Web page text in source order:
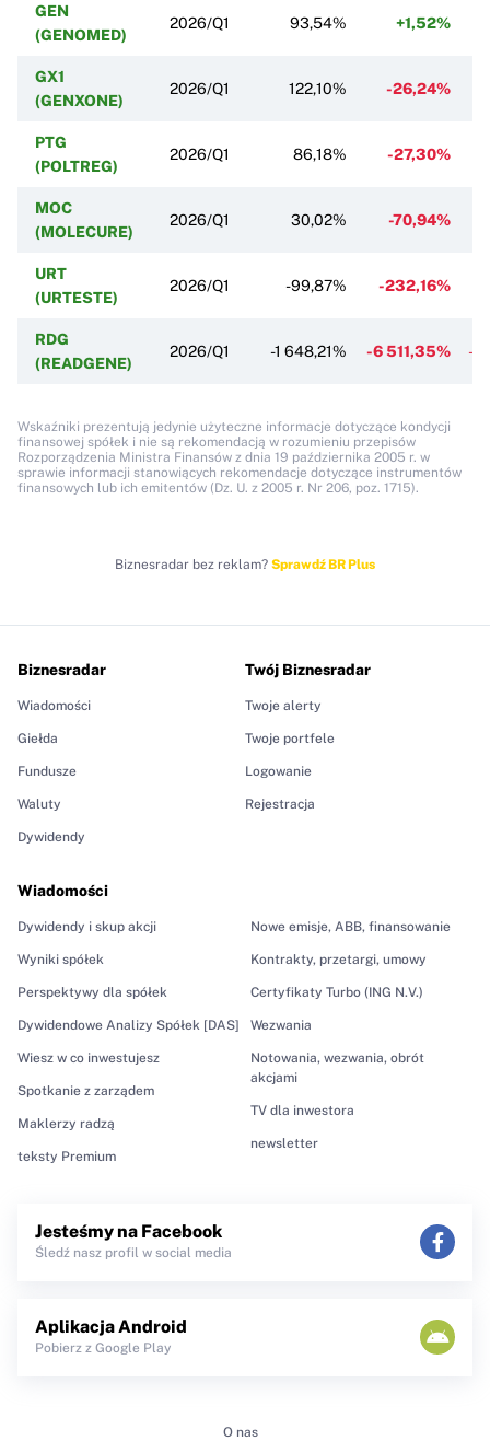
GEN
(GENOMED)
2026/Q1 93,54% +1,52%
GX1
(GENXONE)
2026/Q1 122,10% -26,24%
PTG
(POLTREG)
2026/Q1 86,18% -27,30%
MOC
(MOLECURE)
2026/Q1 30,02% -70,94%
URT
(URTESTE)
2026/Q1 -99,87% -232,16%
RDG
(READGENE)
2026/Q1 -1 648,21% -6 511,35% -1
Wskaźniki prezentują jedynie użyteczne informacje dotyczące kondycji
finansowej spółek i nie są rekomendacją w rozumieniu przepisów
Rozporządzenia Ministra Finansów z dnia 19 października 2005 r. w
sprawie informacji stanowiących rekomendacje dotyczące instrumentów
finansowych lub ich emitentów (Dz. U. z 2005 r. Nr 206, poz. 1715).
Biznesradar bez reklam? Sprawdź BR Plus
Biznesradar
Wiadomości
Giełda
Fundusze
Waluty
Dywidendy
Wiadomości
Dywidendy i skup akcji
Wyniki spółek
Perspektywy dla spółek
Dywidendowe Analizy Spółek [DAS]
Wiesz w co inwestujesz
Spotkanie z zarządem
Maklerzy radzą
teksty Premium
Nowe emisje, ABB, finansowanie
Kontrakty, przetargi, umowy
Certyfikaty Turbo (ING N.V.)
Wezwania
Notowania, wezwania, obrót
akcjami
TV dla inwestora
newsletter
Twój Biznesradar
Twoje alerty
Twoje portfele
Logowanie
Rejestracja
Jesteśmy na Facebook
Śledź nasz profil w social media
Aplikacja Android
Pobierz z Google Play
O nas